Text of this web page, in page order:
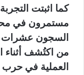
كما اثبتت
مستمرون في
السجون عشرات
من اكتُشف أثناء
العملية في